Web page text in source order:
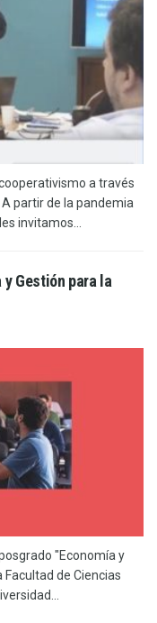
a través
A partir de la pandemia
invitamos...
y Gestión para la
"Economía y
de Ciencias